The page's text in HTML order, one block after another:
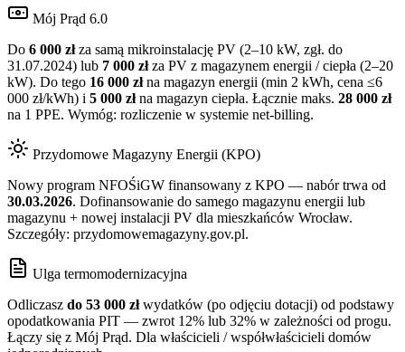
Mój Prąd 6.0
Do 6 000 złza samą mikroinstalację PV (2–10 kW, zgł. do
31.07.2024) lub 7 000 złza PV z magazynem energii / ciepła (2–20
kW). Do tego 16 000 złna magazyn energii (min 2 kWh, cena ≤6
000 zł/kWh) i 5 000 złna magazyn ciepła. Łącznie maks. 28 000 zł
na 1 PPE. Wymóg: rozliczenie w systemie net-billing.
Przydomowe Magazyny Energii (KPO)
Nowy program NFOŚiGW finansowany z KPO — nabór trwa od
30.03.2026. Dofinansowanie do samego magazynu energii lub
magazynu + nowej instalacji PV dla mieszkańców Wrocław.
Szczegóły: przydomowemagazyny.gov.pl.
Ulga termomodernizacyjna
Odliczasz do 53 000 złwydatków (po odjęciu dotacji) od podstawy
opodatkowania PIT — zwrot 12% lub 32% w zależności od progu.
Łączy się z Mój Prąd. Dla właścicieli / współwłaścicieli domów